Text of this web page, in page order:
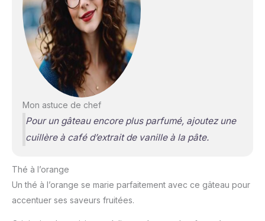
Mon astuce de chef
Pour un gâteau encore plus parfumé, ajoutez une
cuillère à café d’extrait de vanille à la pâte.
Thé à l’orange
Un thé à l’orange se marie parfaitement avec ce gâteau pour
accentuer ses saveurs fruitées.